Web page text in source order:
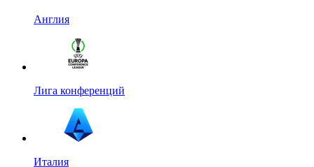
Англия
Лига конференций
Италия